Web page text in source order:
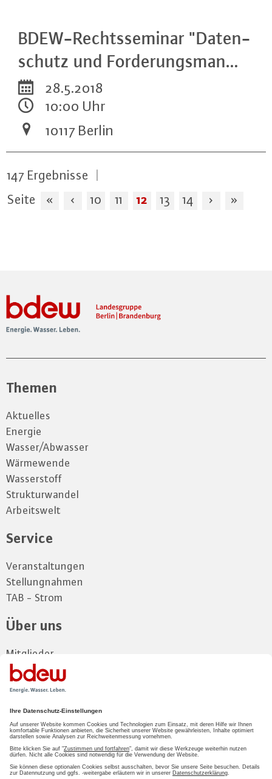
BDEW-Rechts­se­mi­nar "Da­ten­
schutz und For­de­rungs­man…
28.5.2018
10:00 Uhr
10117 Berlin
147 Ergebnisse |
Seite
« ‹ 10 11 12 13 14 › »
Themen
Aktuelles
Energie
Wasser/Abwasser
Wärmewende
Wasserstoff
Strukturwandel
Arbeitswelt
Service
Veranstaltungen
Stellungnahmen
TAB - Strom
Über uns
Mitglieder
Vorstand
Landesgruppe
Zum Mitgliederbereich